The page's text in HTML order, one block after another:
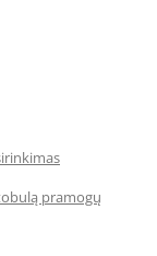
pramogų